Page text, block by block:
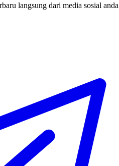
langsung dari media sosial anda